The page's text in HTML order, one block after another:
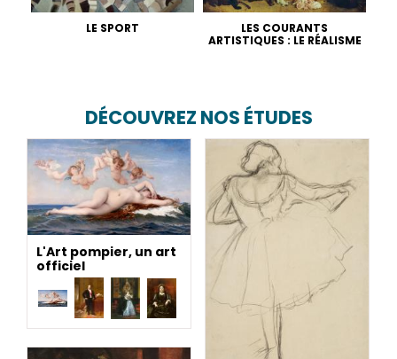
LE SPORT
LES COURANTS
ARTISTIQUES : LE RÉALISME
DÉCOUVREZ NOS ÉTUDES
L'Art pompier, un art
officiel